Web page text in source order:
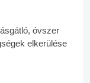
óvszer
elkerülése